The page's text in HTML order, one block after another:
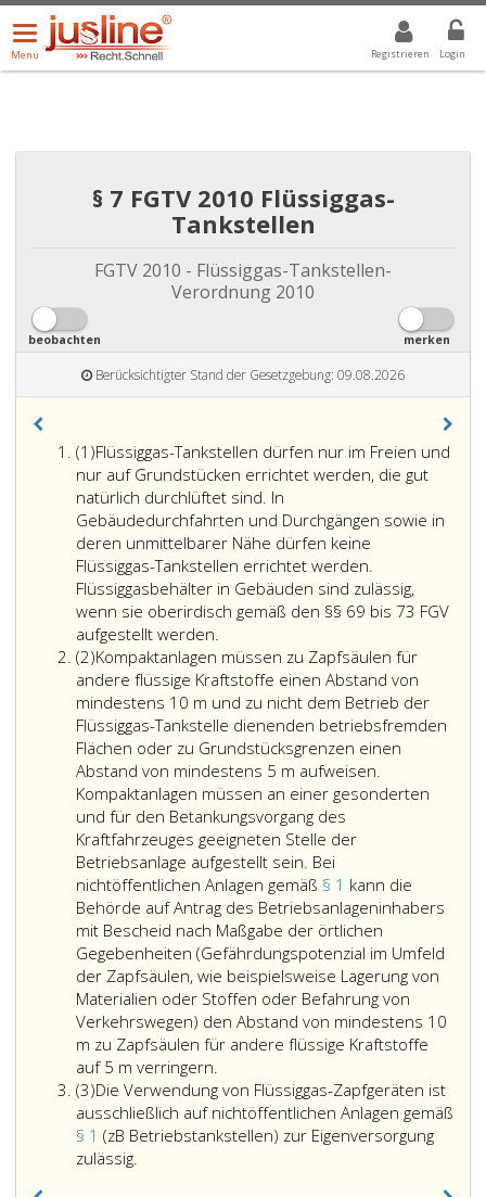
Registrieren Login
Menü
öffnen/schließen
Menü
ALLE DROPDOWN: GEWÄHLTER WERT IST ALLE
§ 7 FGTV 2010 Flüssiggas-
Tankstellen
FGTV 2010 - Flüssiggas-Tankstellen-
Verordnung 2010
beobachten merken
Berücksichtigter Stand der Gesetzgebung: 09.08.2026
(1)Absatz
eins
Flüssiggas-Tankstellen dürfen nur im Freien und
nur auf Grundstücken errichtet werden, die gut
natürlich durchlüftet sind. In
Gebäudedurchfahrten und Durchgängen sowie in
deren unmittelbarer Nähe dürfen keine
Flüssiggas-Tankstellen errichtet werden.
Flüssiggasbehälter in Gebäuden sind zulässig,
wenn sie oberirdisch gemäß den §§ 69 bis 73 FGV
aufgestellt werden.
(2)Absatz
2
Kompaktanlagen müssen zu Zapfsäulen für
andere flüssige Kraftstoffe einen Abstand von
mindestens 10 m und zu nicht dem Betrieb der
Flüssiggas-Tankstelle dienenden betriebsfremden
Flächen oder zu Grundstücksgrenzen einen
Abstand von mindestens 5 m aufweisen.
Kompaktanlagen müssen an einer gesonderten
und für den Betankungsvorgang des
Kraftfahrzeuges geeigneten Stelle der
Betriebsanlage aufgestellt sein. Bei
nichtöffentlichen Anlagen gemäß § 1 kann die
Behörde auf Antrag des Betriebsanlageninhabers
mit Bescheid nach Maßgabe der örtlichen
Gegebenheiten (Gefährdungspotenzial im Umfeld
der Zapfsäulen, wie beispielsweise Lagerung von
Materialien oder Stoffen oder Befahrung von
Verkehrswegen) den Abstand von mindestens 10
m zu Zapfsäulen für andere flüssige Kraftstoffe
auf 5 m verringern.
(3)Absatz
3
Die Verwendung von Flüssiggas-Zapfgeräten ist
ausschließlich auf nichtöffentlichen Anlagen gemäß
§ 1 (zB Betriebstankstellen) zur Eigenversorgung
zulässig.